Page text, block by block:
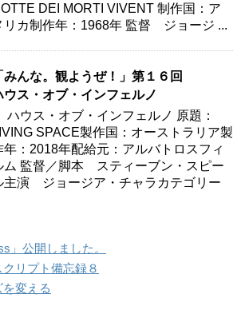
DEI MORTI VIVENT 制作国：ア
リカ制作年：1968年 監督 ジョージ ...
みんな。観ようぜ！」第１６回
ウス・オブ・インフェルノ
ウス・オブ・インフェルノ 原題：
SPACE製作国：オーストラリア製
年：2018年配給元：アルバトロスフィ
ム 監督／脚本 スティーブン・スピー
主演 ジョージア・チャラカテゴリー
」公開しました。
リプト備忘録８
変える